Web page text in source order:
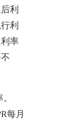
利
利
率
每月